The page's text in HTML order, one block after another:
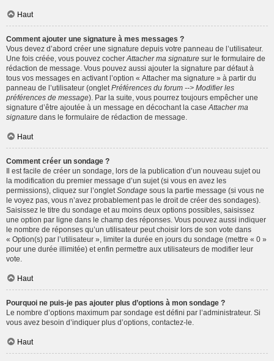
Haut
Comment ajouter une signature à mes messages ?
Vous devez d’abord créer une signature depuis votre panneau de l’utilisateur.
Une fois créée, vous pouvez cocher Attacher ma signature sur le formulaire de
rédaction de message. Vous pouvez aussi ajouter la signature par défaut à
tous vos messages en activant l’option « Attacher ma signature » à partir du
panneau de l’utilisateur (onglet Préférences du forum --> Modifier les
préférences de message). Par la suite, vous pourrez toujours empêcher une
signature d’être ajoutée à un message en décochant la case Attacher ma
signature dans le formulaire de rédaction de message.
Haut
Comment créer un sondage ?
Il est facile de créer un sondage, lors de la publication d’un nouveau sujet ou
la modification du premier message d’un sujet (si vous en avez les
permissions), cliquez sur l’onglet Sondage sous la partie message (si vous ne
le voyez pas, vous n’avez probablement pas le droit de créer des sondages).
Saisissez le titre du sondage et au moins deux options possibles, saisissez
une option par ligne dans le champ des réponses. Vous pouvez aussi indiquer
le nombre de réponses qu’un utilisateur peut choisir lors de son vote dans
« Option(s) par l’utilisateur », limiter la durée en jours du sondage (mettre « 0 »
pour une durée illimitée) et enfin permettre aux utilisateurs de modifier leur
vote.
Haut
Pourquoi ne puis-je pas ajouter plus d’options à mon sondage ?
Le nombre d’options maximum par sondage est défini par l’administrateur. Si
vous avez besoin d’indiquer plus d’options, contactez-le.
Haut